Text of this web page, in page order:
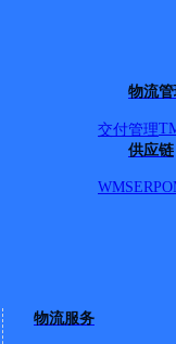
物流
交付管理
供应链
WMSERP
物流服务
局家属院;解放路南
厂;西潼路百兴花园
;西潼路交警一中队
晖招待所;中意卷闸